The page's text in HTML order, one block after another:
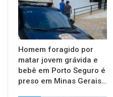
Homem foragido por
matar jovem grávida e
bebê em Porto Seguro é
preso em Minas Gerais…